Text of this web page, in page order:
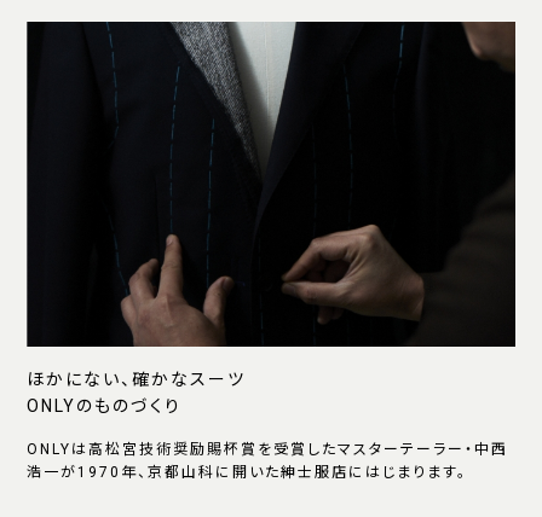
ほかにない、確かなスーツ
ONLYのものづくり
ONLYは高松宮技術奨励賜杯賞を受賞したマスターテーラー・中西
浩一が1970年、京都山科に開いた紳士服店にはじまります。